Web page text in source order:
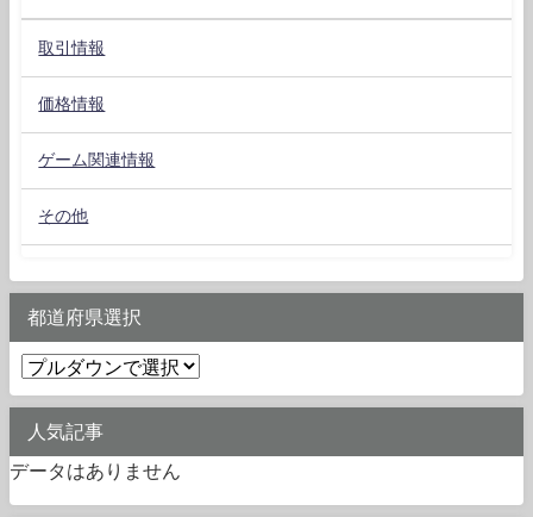
取引情報
価格情報
ゲーム関連情報
その他
都道府県選択
人気記事
データはありません